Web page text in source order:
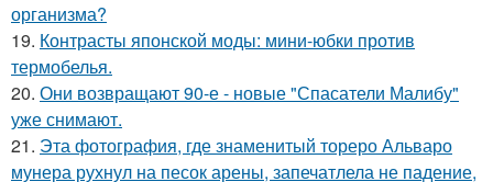
организма?
19. Контрасты японской моды: мини-юбки против
термобелья.
20. Они возвращают 90-е - новые "Спасатели Малибу"
уже снимают.
21. Эта фотография, где знаменитый тореро Альваро
мунера рухнул на песок арены, запечатлела не падение,